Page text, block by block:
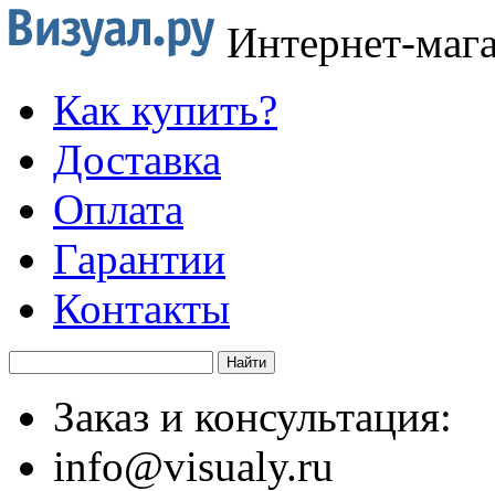
Интернет-
Как купить?
Доставка
Оплата
Гарантии
Контакты
Заказ и консультация:
info@visualy.ru